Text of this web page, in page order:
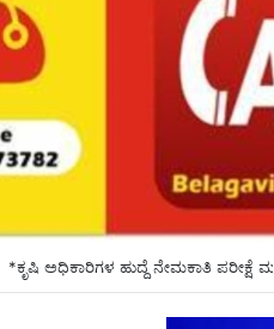
*ಕೃಷಿ ಅಧಿಕಾರಿಗಳ ಹುದ್ದೆ ನೇಮಕಾತಿ ಪರೀಕ್ಷೆ